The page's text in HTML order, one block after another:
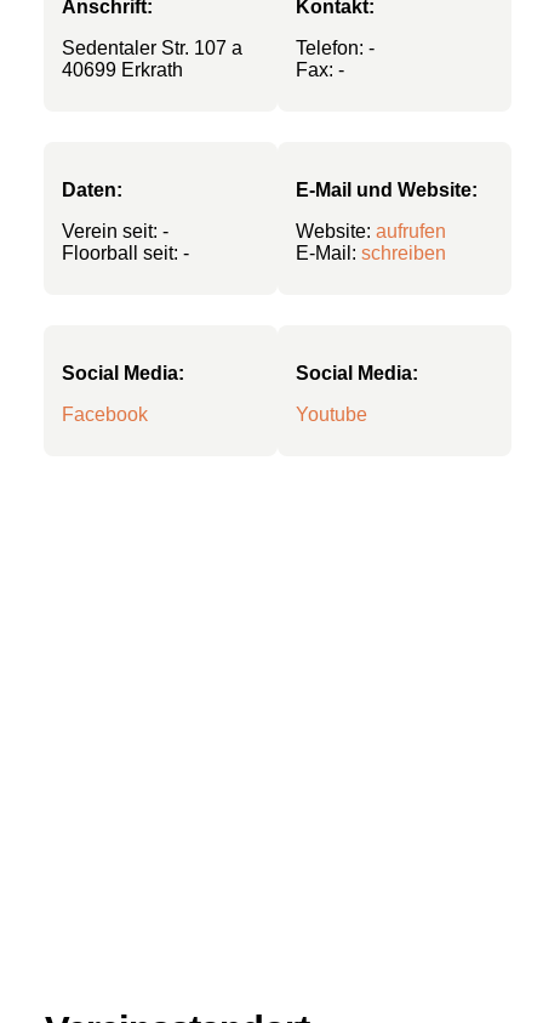
Anschrift:
Sedentaler Str. 107 a
40699 Erkrath
Kontakt:
Telefon: -
Fax: -
Daten:
Verein seit: -
Floorball seit: -
E-Mail und Website:
Website: aufrufen
E-Mail: schreiben
Social Media:
Facebook
Social Media:
Youtube